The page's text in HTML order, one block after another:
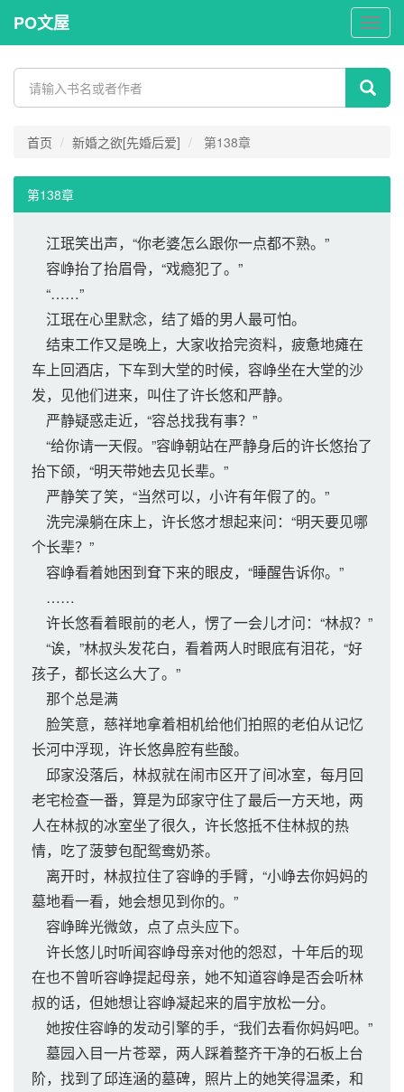
PO
文
PO文屋
首页 新婚之欲[先婚后爱] 第138章
第138章
江珉笑出声，“你老婆怎么跟你一点都不熟。”
容峥抬了抬眉骨，“戏瘾犯了。”
“……”
江珉在心里默念，结了婚的男人最可怕。
结束工作又是晚上，大家收拾完资料，疲惫地瘫在
车上回酒店，下车到大堂的时候，容峥坐在大堂的沙
发，见他们进来，叫住了许长悠和严静。
严静疑惑走近，“容总找我有事？”
“给你请一天假。”容峥朝站在严静身后的许长悠抬了
抬下颌，“明天带她去见长辈。”
严静笑了笑，“当然可以，小许有年假了的。”
洗完澡躺在床上，许长悠才想起来问：“明天要见哪
个长辈？”
容峥看着她困到耷下来的眼皮，“睡醒告诉你。”
……
许长悠看着眼前的老人，愣了一会儿才问：“林叔？”
“诶，”林叔头发花白，看着两人时眼底有泪花，“好
孩子，都长这么大了。”
那个总是满
脸笑意，慈祥地拿着相机给他们拍照的老伯从记忆
长河中浮现，许长悠鼻腔有些酸。
邱家没落后，林叔就在闹市区开了间冰室，每月回
老宅检查一番，算是为邱家守住了最后一方天地，两
人在林叔的冰室坐了很久，许长悠抵不住林叔的热
情，吃了菠萝包配鸳鸯奶茶。
离开时，林叔拉住了容峥的手臂，“小峥去你妈妈的
墓地看一看，她会想见到你的。”
容峥眸光微敛，点了点头应下。
许长悠儿时听闻容峥母亲对他的怨怼，十年后的现
在也不曾听容峥提起母亲，她不知道容峥是否会听林
叔的话，但她想让容峥凝起来的眉宇放松一分。
她按住容峥的发动引擎的手，“我们去看你妈妈吧。”
墓园入目一片苍翠，两人踩着整齐干净的石板上台
阶，找到了邱连涵的墓碑，照片上的她笑得温柔，和